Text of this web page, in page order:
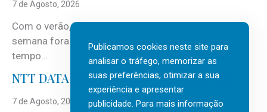
7 de Agosto, 2026
Com o verão, chegam também as férias, os fins-de-
semana fora e os dias em que a casa fica mais
tempo...
NTT DATA Insurtech Global Outlook 2026
7 de Agosto, 2026
Publicamos cookies neste site para
analisar o tráfego, memorizar as
suas preferências, otimizar a sua
experiência e apresentar
publicidade. Para mais informação